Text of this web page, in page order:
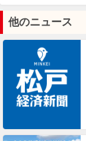
他のニュース